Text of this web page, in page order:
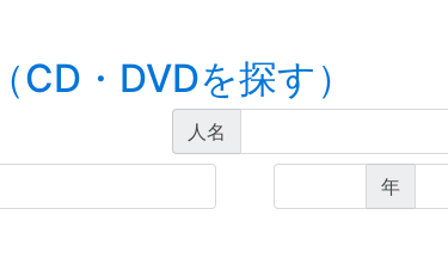
・DVDを探す）
人名
年